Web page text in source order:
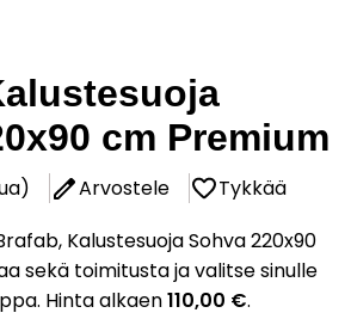
cm Premium
Arvostele
Tykkää
Kalustesuoja Sohva 220x90
sekä toimitusta ja valitse sinulle
Hinta alkaen110,00 €.